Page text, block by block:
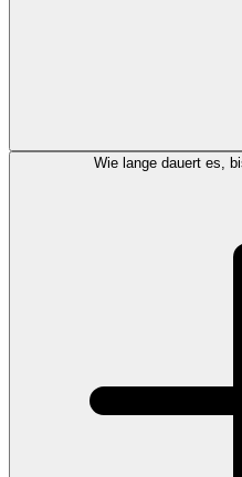
Wie lange dauert es,